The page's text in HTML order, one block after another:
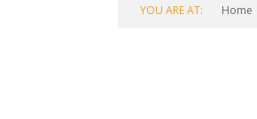
YOU ARE AT: Home